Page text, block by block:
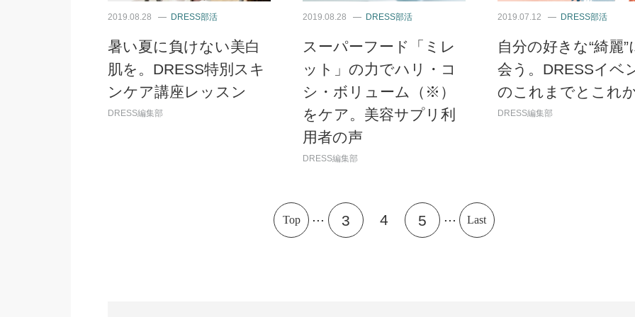
2019.08.28 DRESS部活
暑い夏に負けない美白
肌を。DRESS特別スキ
ンケア講座レッスン
DRESS編集部
2019.08.28 DRESS部活
スーパーフード「ミレ
ット」の力でハリ・コ
シ・ボリューム（※）
をケア。美容サプリ利
用者の声
DRESS編集部
2019.07.12 DRESS部活
自分の好きな“綺麗”
会う。DRESSイベ
のこれまでとこれ
DRESS編集部
Top ... 3 4 5 ... Last